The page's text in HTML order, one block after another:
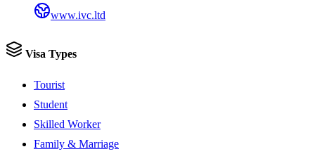
www.ivc.ltd
Visa Types
Tourist
Student
Skilled Worker
Family & Marriage